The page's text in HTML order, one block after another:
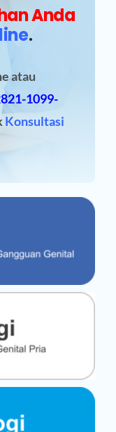
Anda
.
atau
1099-
Konsultasi